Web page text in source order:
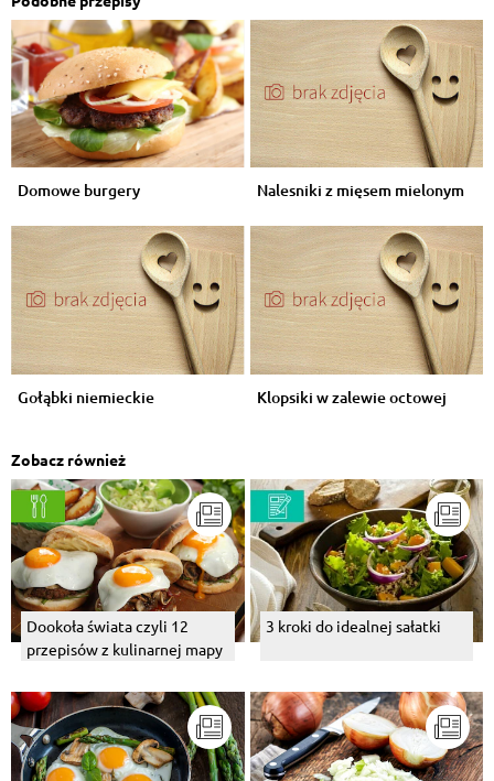
Domowe burgery Nalesniki z mięsem mielonym
Gołąbki niemieckie Klopsiki w zalewie octowej
Zobacz również
Dookoła świata czyli 12
przepisów z kulinarnej mapy
3 kroki do idealnej sałatki